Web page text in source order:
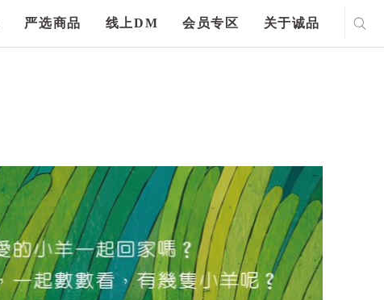
严选商品 线上DM 会员专区 关于诚品